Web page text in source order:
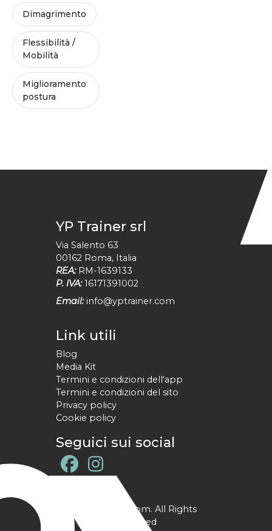
Dimagrimento
Flessibilità /
Mobilità
Miglioramento
postura
YP Trainer srl
Via Salento 63
00162 Roma, Italia
REA: RM-1639133
P. IVA: 16171391002
Email: info@yptrainer.com
Link utili
Blog
Media Kit
Termini e condizioni dell'app
Termini e condizioni del sito
Privacy policy
Cookie policy
Seguici sui social
@ YPtrainer.com. All Rights
Reserved